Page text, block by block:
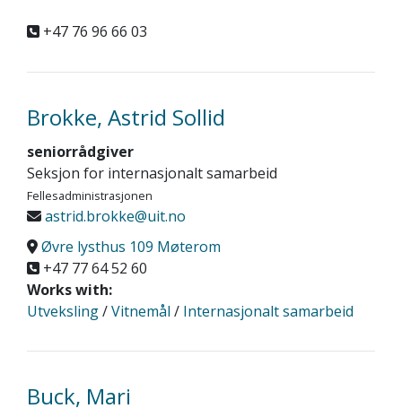
+47 76 96 66 03
Brokke, Astrid Sollid
seniorrådgiver
Seksjon for internasjonalt samarbeid
Fellesadministrasjonen
astrid.brokke@uit.no
Øvre lysthus 109 Møterom
+47 77 64 52 60
Works with:
Utveksling/Vitnemål / Internasjonalt samarbeid
Buck, Mari